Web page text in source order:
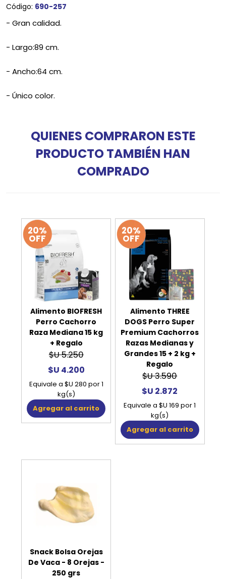
Código: 690-257
- Gran calidad.
- Largo:89 cm.
- Ancho:64 cm.
- Único color.
QUIENES COMPRARON ESTE
PRODUCTO TAMBIÉN HAN
COMPRADO
20%
OFF
Alimento BIOFRESH
Perro Cachorro
Raza Mediana 15 kg
+ Regalo
$U 5.250
$U 4.200
Equivale a $U 280 por 1
kg(s)
Agregar al carrito
20%
OFF
Alimento THREE
DOGS Perro Super
Premium Cachorros
Razas Medianas y
Grandes 15 + 2 kg +
Regalo
$U 3.590
$U 2.872
Equivale a $U 169 por 1
kg(s)
Agregar al carrito
Snack Bolsa Orejas
De Vaca - 8 Orejas -
250 grs